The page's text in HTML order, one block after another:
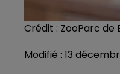
Crédit : ZooParc de
Modifié : 13